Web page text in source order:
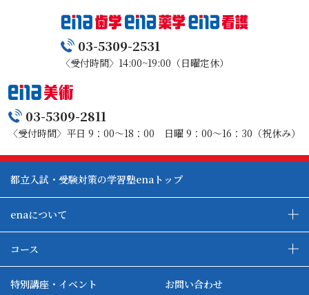
03-5309-2531
〈受付時間〉14:00~19:00（日曜定休）
03-5309-2811
〈受付時間〉平日 9：00～18：00 日曜 9：00～16：30（祝休み）
都立入試・受験対策の学習塾enaトップ
enaについて
ena本部について
ena国立タワー竣工
コース
特別講座・イベント
お問い合わせ